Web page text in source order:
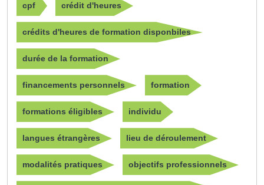
cpf crédit d'heures
crédits d'heures de formation disponbiles
durée de la formation
financements personnels formation
formations éligibles individu
langues étrangères lieu de déroulement
modalités pratiques objectifs professionnels